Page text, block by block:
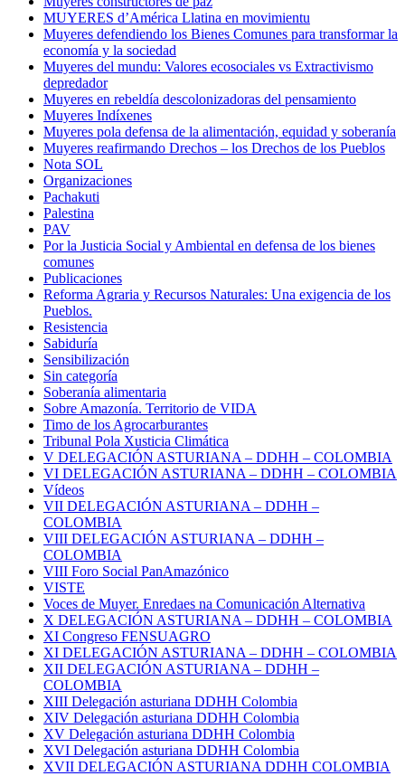
MUYERES d’América Llatina en movimientu
Muyeres defendiendo los Bienes Comunes para transformar la
economía y la sociedad
Muyeres del mundu: Valores ecosociales vs Extractivismo
depredador
Muyeres en rebeldía descolonizadoras del pensamiento
Muyeres Indíxenes
Muyeres pola defensa de la alimentación, equidad y soberanía
Muyeres reafirmando Drechos – los Drechos de los Pueblos
Nota SOL
Organizaciones
Pachakuti
Palestina
PAV
Por la Justicia Social y Ambiental en defensa de los bienes
comunes
Publicaciones
Reforma Agraria y Recursos Naturales: Una exigencia de los
Pueblos.
Resistencia
Sabiduría
Sensibilización
Sin categoría
Soberanía alimentaria
Sobre Amazonía. Territorio de VIDA
Timo de los Agrocarburantes
Tribunal Pola Xusticia Climática
V DELEGACIÓN ASTURIANA – DDHH – COLOMBIA
VI DELEGACIÓN ASTURIANA – DDHH – COLOMBIA
Vídeos
VII DELEGACIÓN ASTURIANA – DDHH –
COLOMBIA
VIII DELEGACIÓN ASTURIANA – DDHH –
COLOMBIA
VIII Foro Social PanAmazónico
VISTE
Voces de Muyer. Enredaes na Comunicación Alternativa
X DELEGACIÓN ASTURIANA – DDHH – COLOMBIA
XI Congreso FENSUAGRO
XI DELEGACIÓN ASTURIANA – DDHH – COLOMBIA
XII DELEGACIÓN ASTURIANA – DDHH –
COLOMBIA
XIII Delegación asturiana DDHH Colombia
XIV Delegación asturiana DDHH Colombia
XV Delegación asturiana DDHH Colombia
XVI Delegación asturiana DDHH Colombia
XVII DELEGACIÓN ASTURIANA DDHH COLOMBIA